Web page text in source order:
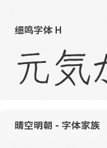
细鸣字体 H
元気
晴空明朝 - 字体家族